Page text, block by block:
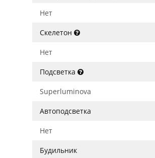
Нет
Скелетон
Нет
Подсветка
Superluminova
Автоподсветка
Нет
Будильник